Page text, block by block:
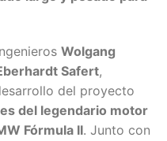
Wolgang
Safert,
del proyecto
del legendario motor
Fórmula II. Junto con